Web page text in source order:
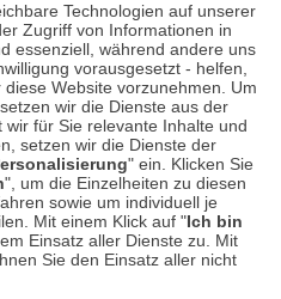
Technologien auf unserer
Zugriff von Informationen in
essenziell, während andere uns
vorausgesetzt - helfen,
Website vorzunehmen. Um
wir die Dienste aus der
wir für Sie relevante Inhalte und
setzen wir die Dienste der
" ein. Klicken Sie
", um die Einzelheiten zu diesen
sowie um individuell je
Mit einem Klick auf "Ich bin
Einsatz aller Dienste zu. Mit
Sie den Einsatz aller nicht
in Meckenheim
6
9:00 Uhr bis 18:00 Uhr
uns im Netz